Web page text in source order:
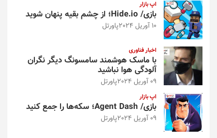
اپ بازار
بازی/ Hide.io؛ از چشم بقیه پنهان شوید
10 آوریل 2024 پاورتل
اخبار فناوری
با ماسک هوشمند سامسونگ دیگر نگران
آلودگی هوا نباشید
09 آوریل 2024 پاورتل
اپ بازار
بازی/ Agent Dash؛ سکه‌ها را جمع کنید
09 آوریل 2024 پاورتل